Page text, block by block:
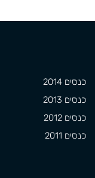
כנסים 2014
כנסים 2013
כנסים 2012
כנסים 2011